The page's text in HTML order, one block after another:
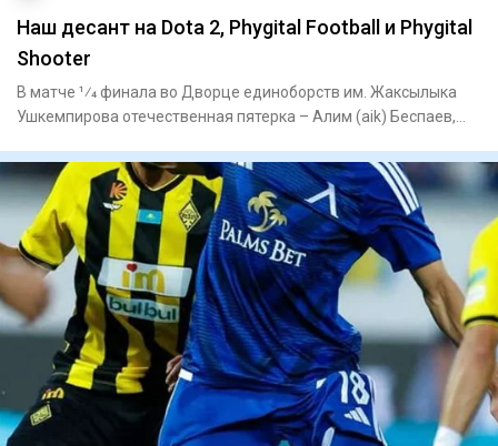
Наш десант на Dota 2, Phygital Football и Phygital
Shooter
В матче 1⁄4 финала во Дворце единоборств им. Жаксылыка
Ушкемпирова отечественная пятерка – Алим (aik) Беспаев,